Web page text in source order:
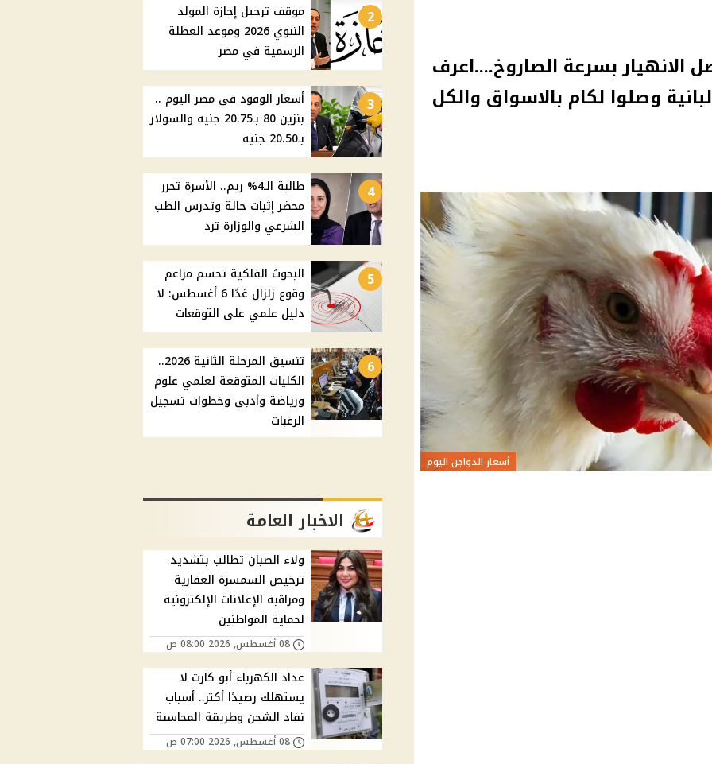
الانهيار بسرعة الصاروخ....اعرف
وصلوا لكام بالاسواق والكل
أسعار الدواجن اليوم
2
موقف ترحيل إجازة المولد
النبوي 2026 وموعد العطلة
الرسمية في مصر
3
أسعار الوقود في مصر اليوم ..
بنزين 80 بـ20.75 جنيه والسولار
بـ20.50 جنيه
4
طالبة الـ4% ريم.. الأسرة تحرر
محضر إثبات حالة وتدرس الطب
الشرعي والوزارة ترد
5
البحوث الفلكية تحسم مزاعم
وقوع زلزال غدًا 6 أغسطس: لا
دليل علمي على التوقعات
6
تنسيق المرحلة الثانية 2026..
الكليات المتوقعة لعلمي علوم
ورياضة وأدبي وخطوات تسجيل
الرغبات
الاخبار العامة
ولاء الصبان تطالب بتشديد
ترخيص السمسرة العقارية
ومراقبة الإعلانات الإلكترونية
لحماية المواطنين
08 أغسطس, 2026 08:00 ص
عداد الكهرباء أبو كارت لا
يستهلك رصيدًا أكثر.. أسباب
نفاد الشحن وطريقة المحاسبة
08 أغسطس, 2026 07:00 ص